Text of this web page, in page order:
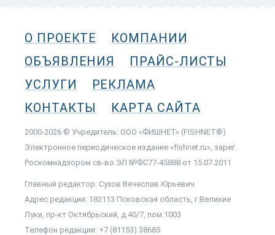
О ПРОЕКТЕ
КОМПАНИИ
ОБЪЯВЛЕНИЯ
ПРАЙС-ЛИСТЫ
УСЛУГИ
РЕКЛАМА
КОНТАКТЫ
КАРТА САЙТА
2000-2026 © Учредитель: ООО «ФИШНЕТ» (FISHNET®)
Электронное периодическое издание «fishnet.ru», зарег.
Роскомнадзором cв-во ЭЛ №ФС77-45888 от 15.07.2011
Главный редактор: Сухов Вячеслав Юрьевич
Адрес редакции: 182113 Псковская область, г.Великие
Луки, пр-кт Октябрьский, д.40/7, пом.1003
Телефон редакции: +7 (81153) 38685